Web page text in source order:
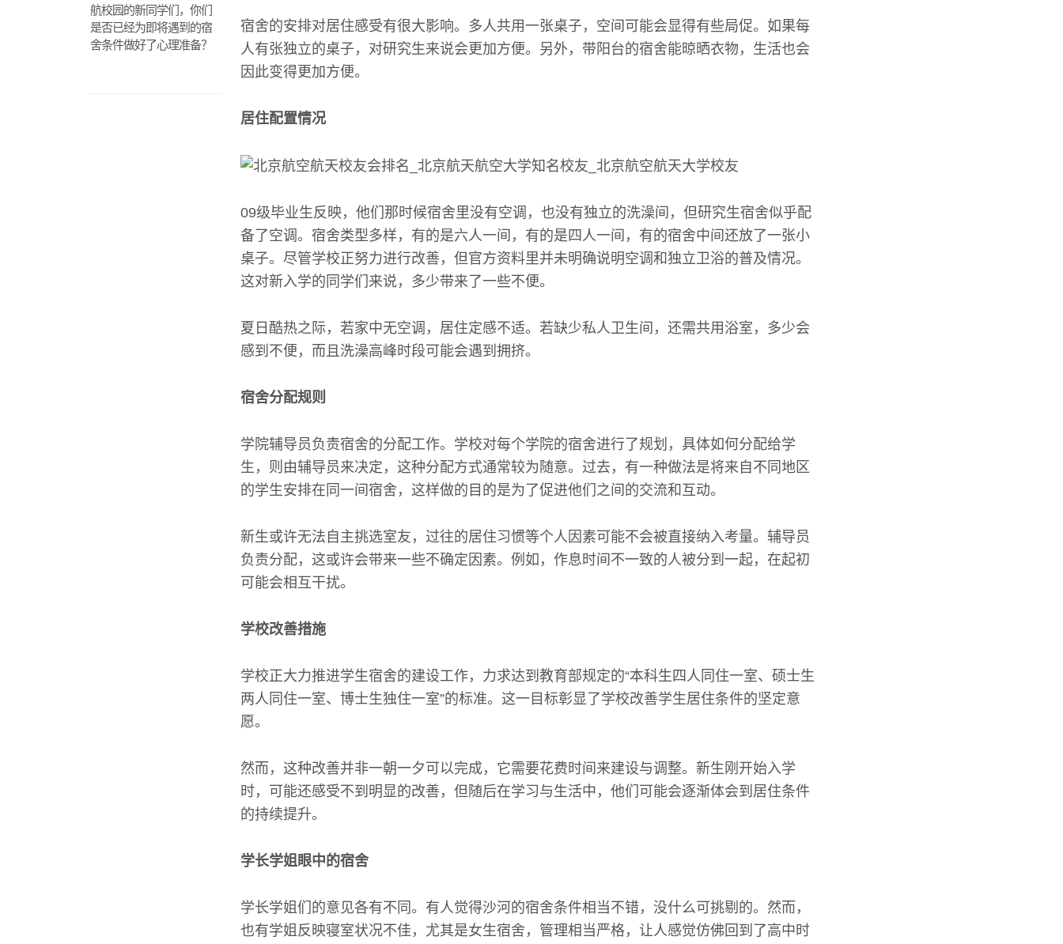
航校园的新同学们，你们
是否已经为即将遇到的宿
舍条件做好了心理准备？
宿舍的安排对居住感受有很大影响。多人共用一张桌子，空间可能会显得有些局促。如果每
人有张独立的桌子，对研究生来说会更加方便。另外，带阳台的宿舍能晾晒衣物，生活也会
因此变得更加方便。
居住配置情况
09级毕业生反映，他们那时候宿舍里没有空调，也没有独立的洗澡间，但研究生宿舍似乎配
备了空调。宿舍类型多样，有的是六人一间，有的是四人一间，有的宿舍中间还放了一张小
桌子。尽管学校正努力进行改善，但官方资料里并未明确说明空调和独立卫浴的普及情况。
这对新入学的同学们来说，多少带来了一些不便。
夏日酷热之际，若家中无空调，居住定感不适。若缺少私人卫生间，还需共用浴室，多少会
感到不便，而且洗澡高峰时段可能会遇到拥挤。
宿舍分配规则
学院辅导员负责宿舍的分配工作。学校对每个学院的宿舍进行了规划，具体如何分配给学
生，则由辅导员来决定，这种分配方式通常较为随意。过去，有一种做法是将来自不同地区
的学生安排在同一间宿舍，这样做的目的是为了促进他们之间的交流和互动。
新生或许无法自主挑选室友，过往的居住习惯等个人因素可能不会被直接纳入考量。辅导员
负责分配，这或许会带来一些不确定因素。例如，作息时间不一致的人被分到一起，在起初
可能会相互干扰。
学校改善措施
学校正大力推进学生宿舍的建设工作，力求达到教育部规定的“本科生四人同住一室、硕士生
两人同住一室、博士生独住一室”的标准。这一目标彰显了学校改善学生居住条件的坚定意
愿。
然而，这种改善并非一朝一夕可以完成，它需要花费时间来建设与调整。新生刚开始入学
时，可能还感受不到明显的改善，但随后在学习与生活中，他们可能会逐渐体会到居住条件
的持续提升。
学长学姐眼中的宿舍
学长学姐们的意见各有不同。有人觉得沙河的宿舍条件相当不错，没什么可挑剔的。然而，
也有学姐反映寝室状况不佳，尤其是女生宿舍，管理相当严格，让人感觉仿佛回到了高中时